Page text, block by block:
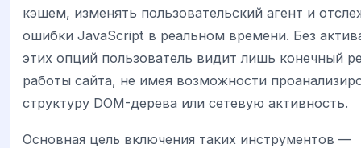
кэшем, изменять пользовательский агент и
ошибки JavaScript в реальном времени. Без
этих опций пользователь видит лишь конечный
работы сайта, не имея возможности
структуру DOM-дерева или сетевую активность.
Основная цель включения таких инструментов —